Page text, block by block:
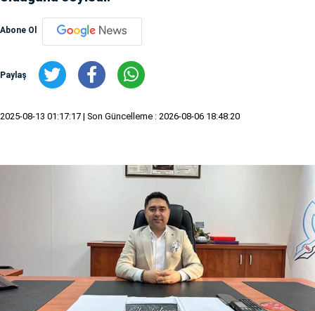
Abone Ol
Paylaş
2025-08-13 01:17:17 | Son Güncelleme : 2026-08-06 18:48:20